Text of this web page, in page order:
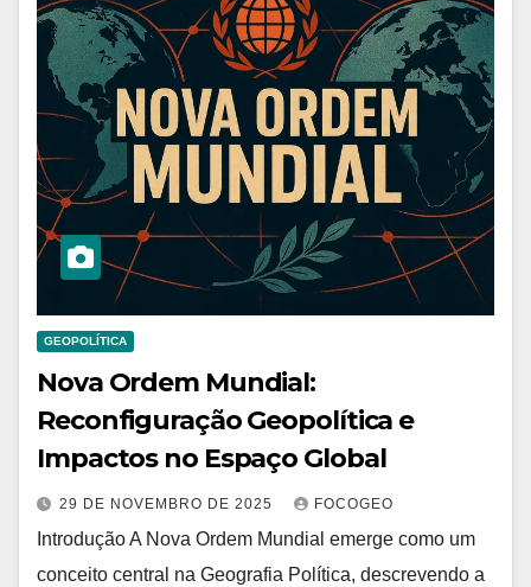
GEOPOLÍTICA
Nova Ordem Mundial:
Reconfiguração Geopolítica e
Impactos no Espaço Global
29 DE NOVEMBRO DE 2025 FOCOGEO
Introdução A Nova Ordem Mundial emerge como um
conceito central na Geografia Política, descrevendo a